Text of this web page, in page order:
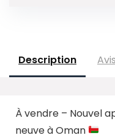
Description
À vendre – Nouvel
neuve à Oman